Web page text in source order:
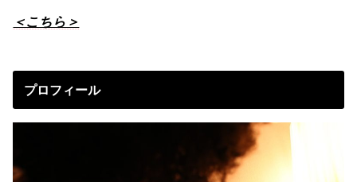
＜こちら＞
プロフィール